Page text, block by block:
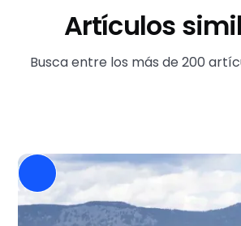
Artículos
Busca entre los más de 200